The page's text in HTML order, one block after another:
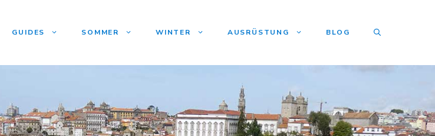
GUIDES SOMMER WINTER AUSRÜSTUNG BLOG